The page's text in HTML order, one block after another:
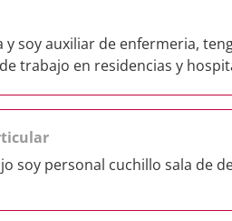
y soy auxiliar de enfermeria,
trabajo en residencias y
soy personal cuchillo sala de